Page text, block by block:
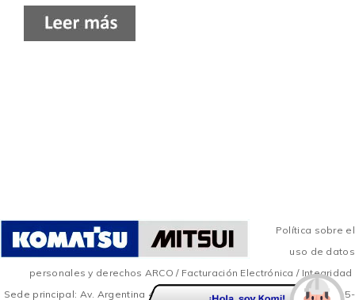
Política sobre el
uso de datos
personales y derechos ARCO/ Facturación Electrónica / Integridad
Sede principal: Av. Argentina 4453 - Callao / Central Telefónica: +51 615-